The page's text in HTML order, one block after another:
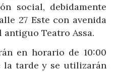
social, debidamente
27 Este con avenida
antiguo Teatro Assa.
en horario de 10:00
la tarde y se utilizarán